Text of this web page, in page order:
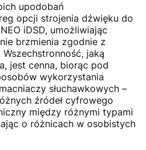
upodobań
opcji strojenia dźwięku do
iDSD, umożliwiając
brzmienia zgodnie z
jaką
jest cenna, biorąc pod
wykorzystania
słuchawkowych –
źródeł cyfrowego
między różnymi typami
o różnicach w osobistych